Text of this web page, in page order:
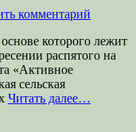
комментарий
которого лежит
распятого на
«Активное
сельская
Читать далее…